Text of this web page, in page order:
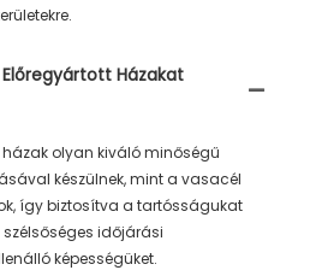
Előregyártott Házakat
házak olyan kiváló minőségű
készülnek, mint a vasacél
így biztosítva a tartósságukat
szélsőséges időjárási
képességüket.